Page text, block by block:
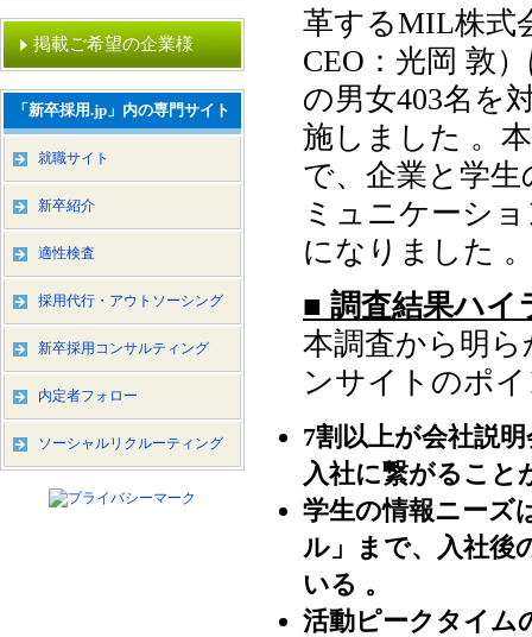
革するMIL株式
CEO：光岡 敦
の男女403名を
施しました 。
で、企業と学
ミュニケーシ
になりました
■ 調査結果ハイ
本調査から明
ンサイトのポ
7割以上が会社説
入社に繋がること
学生の情報ニーズ
ル」まで、入社後
いる 。
活動ピークタイム
掲載ご希望の企業様
「新卒採用.jp」内の専門サイト
就職サイト
新卒紹介
適性検査
採用代行・アウトソーシング
新卒採用コンサルティング
内定者フォロー
ソーシャルリクルーティング